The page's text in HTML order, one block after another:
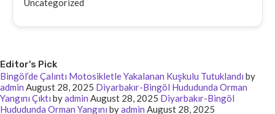
Uncategorized
Editor's Pick
Bingöl’de Çalıntı Motosikletle Yakalanan Kuşkulu Tutuklandı by
admin August 28, 2025 Diyarbakır-Bingöl Hududunda Orman
Yangını Çıktı byadmin August 28, 2025 Diyarbakır-Bingöl
Hududunda Orman Yangını byadmin August 28, 2025